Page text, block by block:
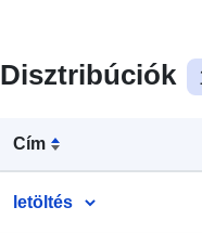
Disztribúciók
Cím
letöltés